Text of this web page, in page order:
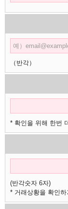
（반각）
* 확인을 위해 한번
(반각숫자 6자)
* 거래상황을 확인